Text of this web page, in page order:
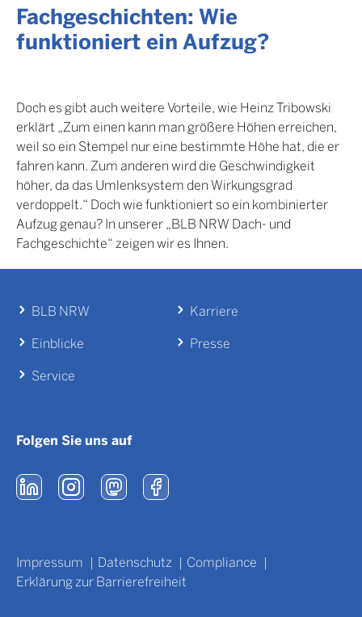
Fachgeschichten: Wie
funktioniert ein Aufzug?
Doch es gibt auch weitere Vorteile, wie Heinz Tribowski
erklärt „Zum einen kann man größere Höhen erreichen,
weil so ein Stempel nur eine bestimmte Höhe hat, die er
fahren kann. Zum anderen wird die Geschwindigkeit
höher, da das Umlenksystem den Wirkungsgrad
verdoppelt.“ Doch wie funktioniert so ein kombinierter
Aufzug genau? In unserer „BLB NRW Dach- und
Fachgeschichte“ zeigen wir es Ihnen.
BLB NRW
Einblicke
Service
Karriere
Presse
Folgen Sie uns auf
Impressum Datenschutz
Compliance
Erklärung zur Barrierefreiheit